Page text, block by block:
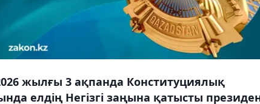
жылғы 3 ақпанда Конституциялық
елдің Негізгі заңына қатысты